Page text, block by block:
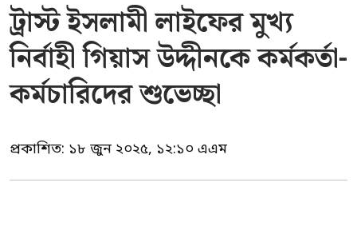
ট্রাস্ট ইসলামী লাইফের মুখ্য
নির্বাহী গিয়াস উদ্দীনকে কর্মকর্তা-
কর্মচারিদের শুভেচ্ছা
প্রকাশিত: ১৮ জুন ২০২৫, ১২:১০ এএম